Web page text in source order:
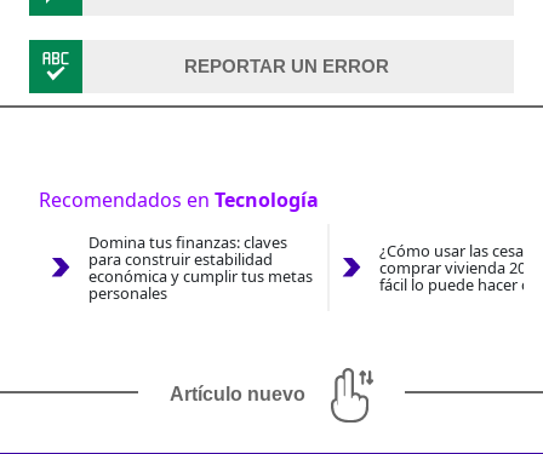
REPORTAR UN ERROR
Recomendados en Tecnología
Domina tus finanzas: claves
para construir estabilidad
económica y cumplir tus metas
personales
¿Cómo usar las
comprar vivienda
fácil lo puede hacer
Artículo nuevo